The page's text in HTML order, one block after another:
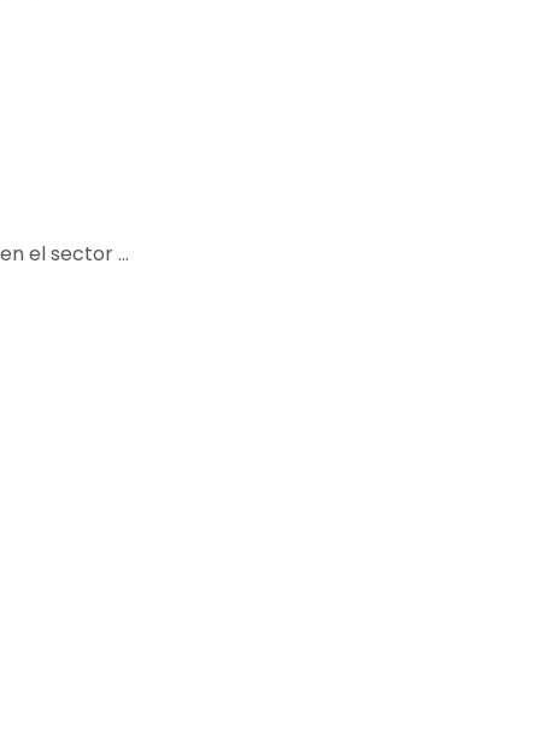
el sector ...